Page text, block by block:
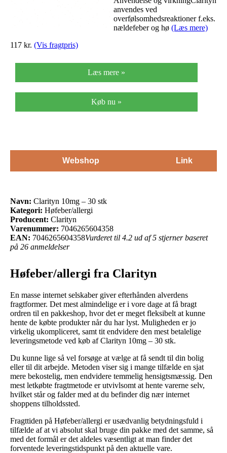
anvendes ved
overfølsomhedsreaktioner f.eks.
nældefeber og hø (Læs mere)
117 kr. (Vis fragtpris)
Læs mere »
Køb nu »
Webshop Link
Navn: Clarityn 10mg – 30 stk
Kategori: Høfeber/allergi
Producent: Clarityn
Varenummer: 7046265604358
EAN: 7046265604358Vurderet til 4.2 ud af 5 stjerner baseret
på 26 anmeldelser
Høfeber/allergi fra Clarityn
En masse internet selskaber giver efterhånden alverdens
fragtformer. Det mest almindelige er i vore dage at få bragt
ordren til en pakkeshop, hvor det er meget fleksibelt at kunne
hente de købte produkter når du har lyst. Muligheden er jo
virkelig ukompliceret, samt tit endvidere den mest betalelige
leveringsmetode ved køb af Clarityn 10mg – 30 stk.
Du kunne lige så vel forsøge at vælge at få sendt til din bolig
eller til dit arbejde. Metoden viser sig i mange tilfælde en sjat
mere bekostelig, men endvidere temmelig hensigtsmæssig. Den
mest letkøbte fragtmetode er utvivlsomt at hente varerne selv,
hvilket står og falder med at du befinder dig nær internet
shoppens tilholdssted.
Fragttiden på Høfeber/allergi er usædvanlig betydningsfuld i
tilfælde af at vi absolut skal bruge din pakke med det samme, så
med det formål er det aldeles væsentligt at man finder det
forventede leveringstidspunkt på den aktuelle vare.